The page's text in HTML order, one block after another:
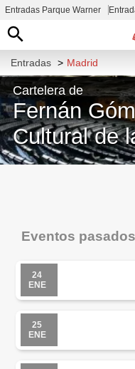
Entradas Parque Warner
Entradas > Madrid
Cartelera de
Fernán
Cultural de
Eventos
24
ENE
25
ENE